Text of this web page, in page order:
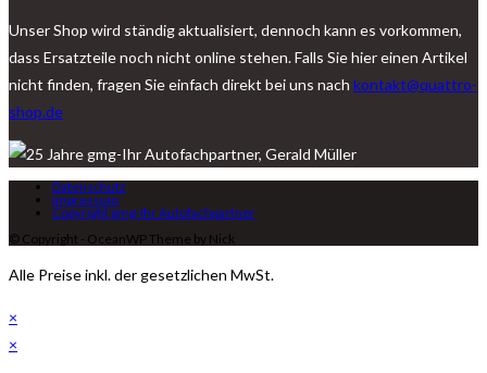
Unser Shop wird ständig aktualisiert, dennoch kann es vorkommen,
dass Ersatzteile noch nicht online stehen. Falls Sie hier einen Artikel
nicht finden, fragen Sie einfach direkt bei uns nach kontakt@quattro-
shop.de
Datenschutz
Impressum
Copyright gmg-Ihr Autofachpartner
© Copyright - OceanWP Theme by Nick
Alle Preise inkl. der gesetzlichen MwSt.
×
×